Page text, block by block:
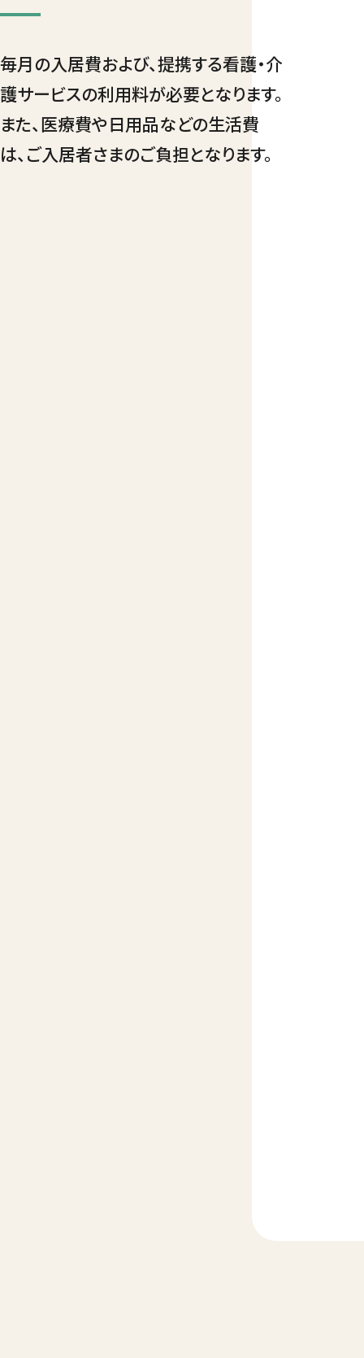
毎月の入居費および、提携する看護・介
護サービスの利用料が必要となります。
また、医療費や日用品などの生活費
は、ご入居者さまのご負担となります。